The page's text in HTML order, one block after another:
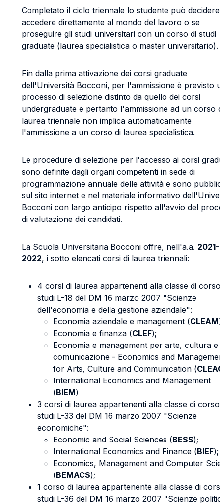
Completato il ciclo triennale lo studente può
accedere direttamente al mondo del lavoro o se
proseguire gli studi universitari con un corso di studi
graduate (laurea specialistica o master universitario).
Fin dalla prima attivazione dei corsi graduate
dell'Università Bocconi, per l'ammissione è previsto
processo di selezione distinto da quello dei corsi
undergraduate e pertanto l'ammissione ad un corso
laurea triennale non implica automaticamente
l'ammissione a un corso di laurea specialistica.
Le procedure di selezione per l'accesso ai corsi
sono definite dagli organi competenti in sede di
programmazione annuale delle attività e sono
sul sito internet e nel materiale informativo
Bocconi con largo anticipo rispetto all'avvio del
di valutazione dei candidati.
La Scuola Universitaria Bocconi offre, nell'a.a. 2021-
2022, i sotto elencati corsi di laurea triennali:
4 corsi di laurea appartenenti alla classe di
studi L-18 del DM 16 marzo 2007 "Scienze
dell'economia e della gestione aziendale":
Economia aziendale e management (CLEAM
Economia e finanza (CLEF);
Economia e management per arte, cultura e
comunicazione - Economics and
for Arts, Culture and Communication (
International Economics and Management
(BIEM)
3 corsi di laurea appartenenti alla classe di
studi L-33 del DM 16 marzo 2007 "Scienze
economiche":
Economic and Social Sciences (BESS);
International Economics and Finance (BIEF);
Economics, Management and Computer
(BEMACS);
1 corso di laurea appartenente alla classe di
studi L-36 del DM 16 marzo 2007 "Scienze